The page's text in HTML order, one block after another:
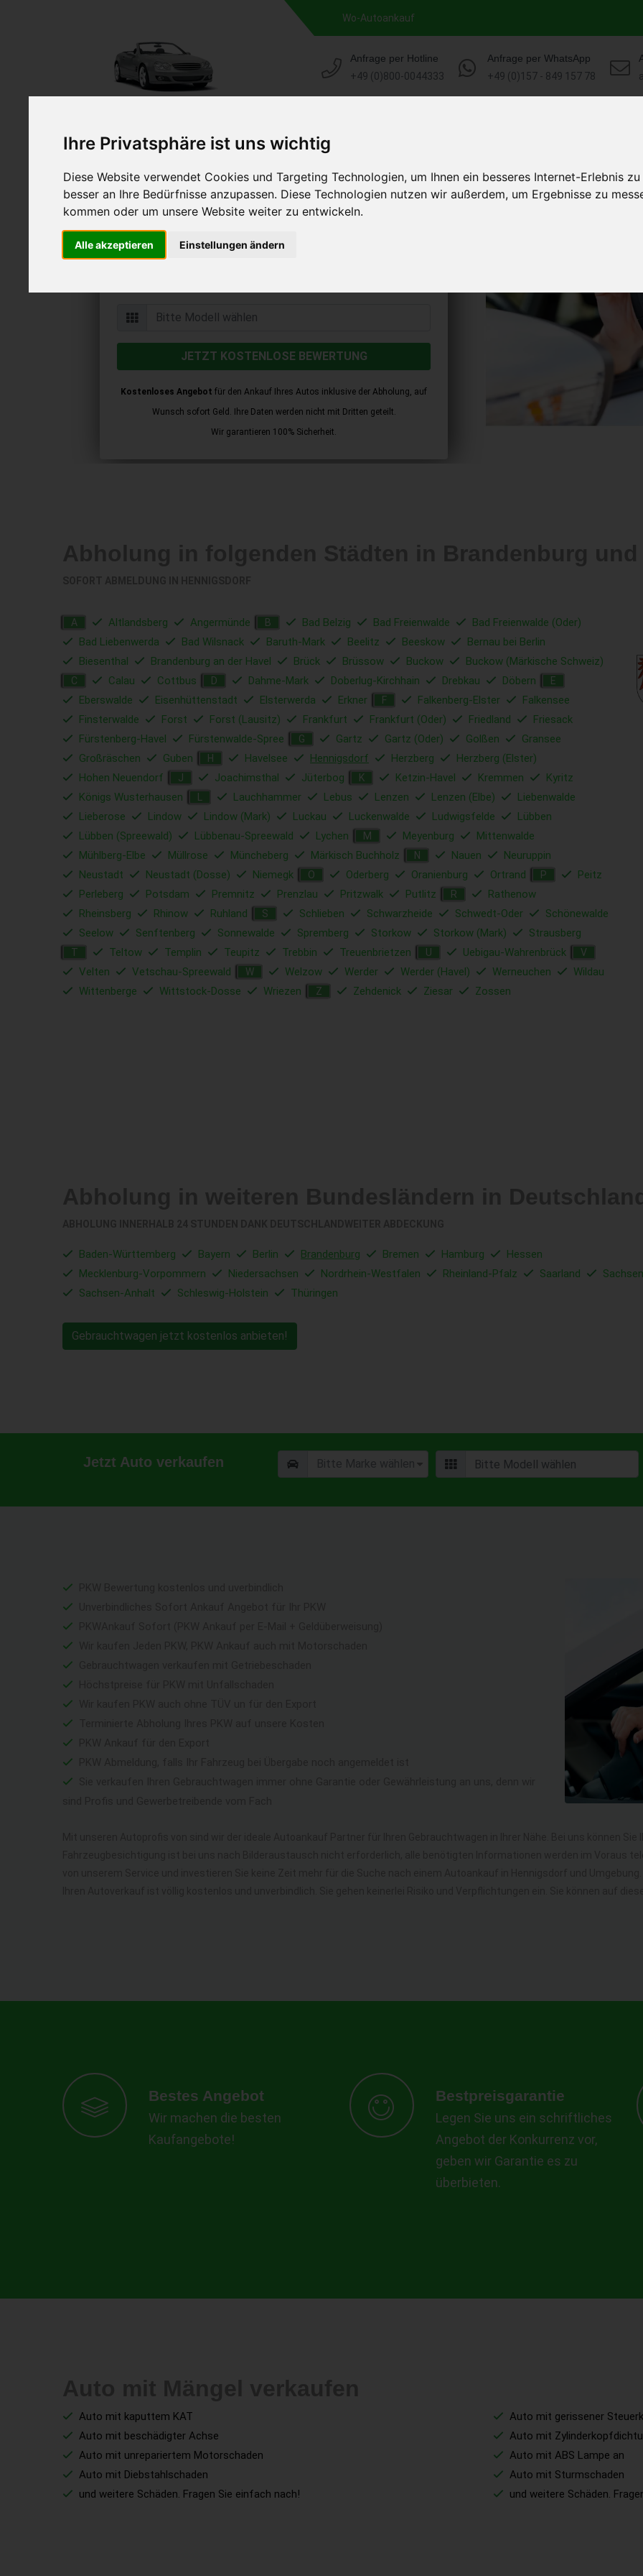
Ihre Privatsphäre ist uns wichtig
Diese Website verwendet Cookies und Targeting Technologien, um Ihnen ein besseres Internet-Erlebnis
besser an Ihre Bedürfnisse anzupassen. Diese Technologien nutzen wir außerdem, um Ergebnisse zu
kommen oder um unsere Website weiter zu entwickeln.
Alle akzeptieren Einstellungen ändern
Wo-Autoankauf
Anfrage per Hotline
+49 (0)800-0044333
Anfrage per WhatsApp
+49 (0)157 - 849 157 78
Autoankauf in Hennigsdorf Brandenburg
(Deutschland)
Online Auto verkaufen & gratis abholen lassen
Auf Wunsch sofort Geld für Ihr Auto erhalten
JETZT KOSTENLOSE BEWERTUNG
Kostenloses Angebot für den Ankauf Ihres Autos inklusive der Abholung, auf
Wunsch sofort Geld. Ihre Daten werden nicht mit Dritten geteilt.
Wir garantieren 100% Sicherheit.
A Altlandsberg Angermünde B Bad Belzig Bad Freienwalde
Bad Freienwalde (Oder)
Bad Liebenwerda
Bad Wilsnack Baruth-Mark Beelitz Beeskow
Bernau bei Berlin
Biesenthal
Brandenburg an der Havel Brück Brüssow Buckow Buckow (Märkische Schweiz)
C Calau Cottbus D Dahme-Mark Doberlug-Kirchhain Drebkau Döbern E
Eberswalde Eisenhüttenstadt Elsterwerda Erkner F Falkenberg-Elster
Falkensee
Finsterwalde
Forst Forst (Lausitz) Frankfurt Frankfurt (Oder) Friedland
Friesack
Fürstenberg-Havel
Fürstenwalde-Spree G Gartz Gartz (Oder) Golßen
Gransee
Großräschen
Guben H Havelsee Hennigsdorf Herzberg
Herzberg (Elster)
Hohen Neuendorf
J Joachimsthal Jüterbog K Ketzin-Havel Kremmen
Kyritz
Königs Wusterhausen
Lauchhammer Lebus Lenzen Lenzen (Elbe)
Liebenwalde
Lieberose
Lindow Lindow (Mark) Luckau Luckenwalde Ludwigsfelde
Lübben
Lübben (Spreewald)
Lübbenau-Spreewald Lychen M Meyenburg
Mittenwalde
Mühlberg-Elbe
Müllrose Müncheberg Märkisch Buchholz N Nauen
Neuruppin
Neustadt
Neustadt (Dosse) Niemegk O Oderberg Oranienburg Ortrand P
Peitz
Perleberg
Potsdam Premnitz Prenzlau Pritzwalk Putlitz R
Rathenow
Rheinsberg
Rhinow Ruhland S Schlieben Schwarzheide Schwedt-Oder
Schönewalde
Seelow
Senftenberg Sonnewalde Spremberg Storkow Storkow (Mark) Strausberg
T Teltow Templin Teupitz Trebbin Treuenbrietzen U Uebigau-Wahrenbrück V
Velten Vetschau-Spreewald W Welzow Werder Werder (Havel) Werneuchen
Wildau
Wittenberge
Wittstock-Dosse Wriezen Z Zehdenick Ziesar Zossen
Baden-Württemberg Bayern Berlin Brandenburg Bremen Hamburg
Hessen
Mecklenburg-Vorpommern
Niedersachsen Nordrhein-Westfalen Rheinland-Pfalz Saarland
Sachsen
Sachsen-Anhalt
Schleswig-Holstein Thüringen
Gebrauchtwagen jetzt kostenlos anbieten!
Jetzt Auto verkaufen
Bestes Angebot
Wir machen die besten
Kaufangebote!
Bestpreisgarantie
Legen Sie uns ein schriftliches
Angebot der Konkurrenz vor,
geben wir Garantie es zu
überbieten.
Auto mit kaputtem KAT
Auto mit beschädigter Achse
Auto mit unrepariertem Motorschaden
Auto mit Diebstahlschaden
und weitere Schäden. Fragen Sie einfach nach!
Auto mit gerissener
Auto mit
Auto mit ABS Lampe an
Auto mit Sturmschaden
und weitere Schäden.